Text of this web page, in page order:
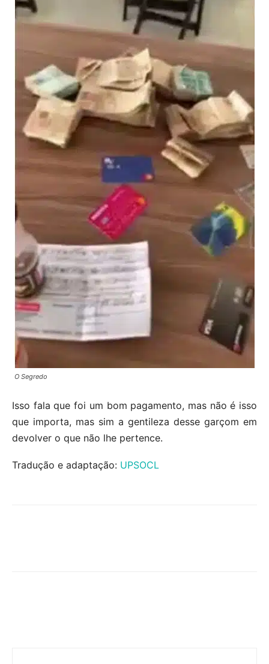
O Segredo
Isso fala que foi um bom pagamento, mas não é isso
que importa, mas sim a gentileza desse garçom em
devolver o que não lhe pertence.
Tradução e adaptação: UPSOCL